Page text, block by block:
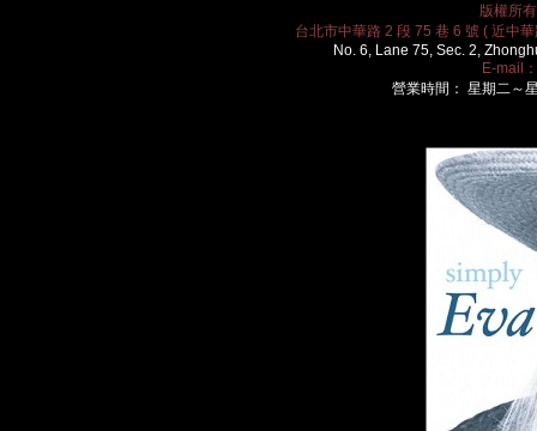
版權所
台北市中華路 2 段 75 巷 6 號 ( 近中
No. 6, Lane 75, Sec. 2,
E-mail：
營業時間： 星期二～